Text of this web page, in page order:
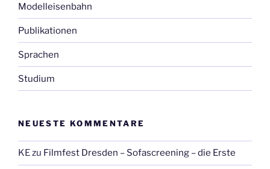
Modelleisenbahn
Publikationen
Sprachen
Studium
NEUESTE KOMMENTARE
KEzu Filmfest Dresden – Sofascreening – die Erste